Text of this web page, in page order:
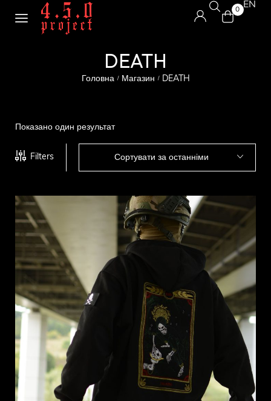
0 EN
DEATH
Головна / Магазин / DEATH
Показано один результат
Filters Сортувати за останніми